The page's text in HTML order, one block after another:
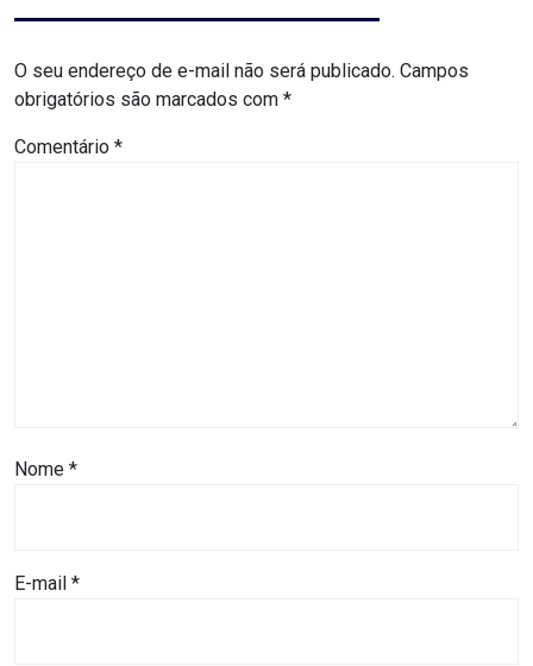
DO
MUNDO
CORO
CURSINHO
DEMISSÕES
O seu endereço de e-mail não será publicado. Campos
obrigatórios são marcados com *
Comentário *
Nome *
E-mail *